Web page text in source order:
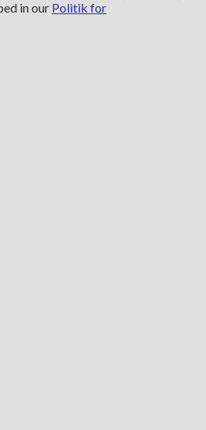
in our Politik for